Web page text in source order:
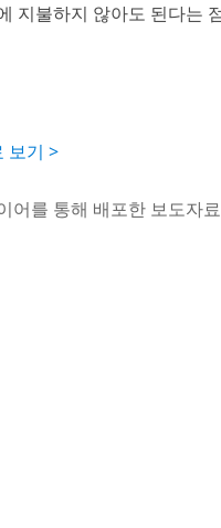
지불하지 않아도 된다는
보기 >
어를 통해 배포한 보도자